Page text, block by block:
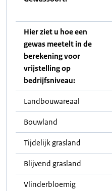
Hier ziet u hoe een
gewas meetelt in de
berekening voor
vrijstelling op
bedrijfsniveau:
Landbouwareaal
Bouwland
Tijdelijk grasland
Blijvend grasland
Vlinderbloemig